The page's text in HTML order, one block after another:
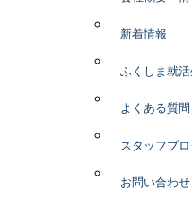
新着情報
ふくしま就
よくある質問
スタッフブ
お問い合わせ